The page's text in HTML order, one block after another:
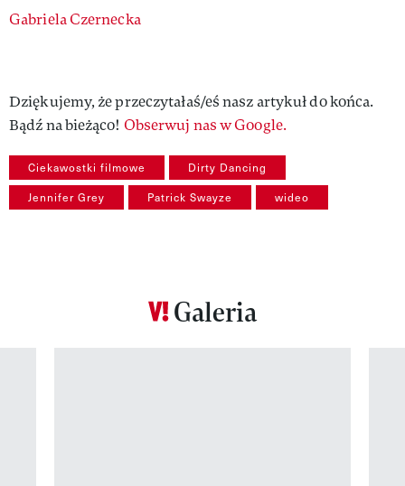
Authors
Gabriela Czernecka
Dziękujemy, że przeczytałaś/eś nasz artykuł do końca.
Bądź na bieżąco! Obserwuj nas w Google.
Ciekawostki filmowe Dirty Dancing
Jennifer Grey Patrick Swayze wideo
Galeria